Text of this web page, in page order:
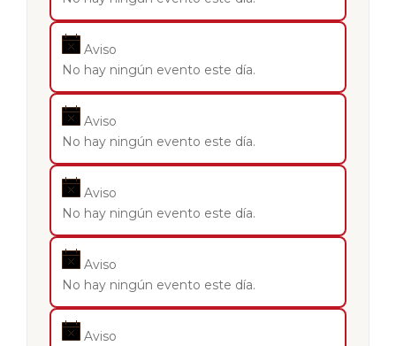
Aviso
No hay ningún evento este día.
Aviso
No hay ningún evento este día.
Aviso
No hay ningún evento este día.
Aviso
No hay ningún evento este día.
Aviso